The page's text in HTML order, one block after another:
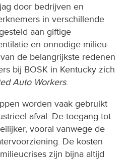
door bedrijven en
in verschillende
aan giftige
en onnodige milieu-
de belangrijkste redenen
bij BOSK in Kentucky zich
Auto Workers.
worden vaak gebruikt
afval. De toegang tot
vooral vanwege de
De kosten
zijn bijna altijd